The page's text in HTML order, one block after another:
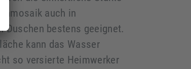
auch in
Duschen bestens geeignet.
kann das Wasser
so versierte Heimwerker